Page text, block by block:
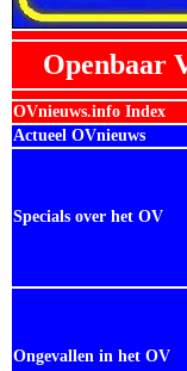
Openbaar
OVnieuws.info Index
Actueel OVnieuws
Specials over het OV
Ongevallen in het OV